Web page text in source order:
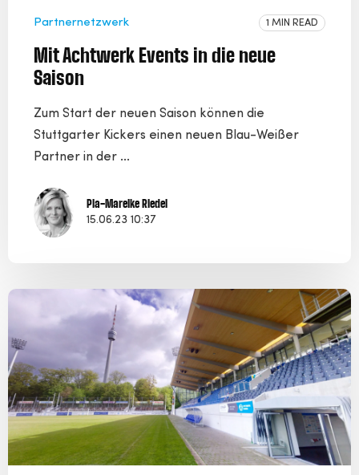
Partnernetzwerk 1 MIN READ
Mit Achtwerk Events in die neue
Saison
Zum Start der neuen Saison können die
Stuttgarter Kickers einen neuen Blau-Weißer
Partner in der ...
Pia-Mareike Riedel
15.06.23 10:37